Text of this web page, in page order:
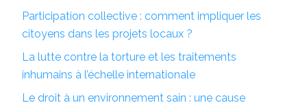
Participation collective : comment impliquer les
citoyens dans les projets locaux ?
La lutte contre la torture et les traitements
inhumains à l’échelle internationale
Le droit à un environnement sain : une cause